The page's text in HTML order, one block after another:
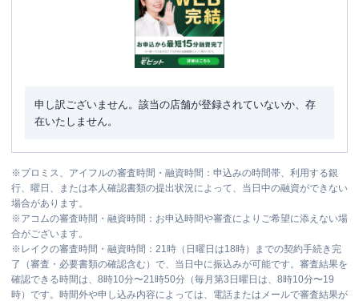
申し訳ございません。該当の店舗が登録されていないか、存
在いたしません。
※プロミス、アイフルの審査時間・融資時間：申込みの時間帯、利用する銀
行、曜日、または本人確認書類の提出状況によって、当日中の融資ができない
場合があります。
※アコムの審査時間・融資時間：お申込時間や審査によりご希望に添えない場
合がございます。
※ レイクの審査時間・融資時間：21時（日曜日は18時）までの契約手続き完
了（審査・必要書類の確認含む）で、当日中に振込みが可能です。審査結果を
確認できる時間は、8時10分〜21時50分（毎月第3日曜日は、8時10分〜19
時）です。時間外や申し込み内容によっては、電話またはメールで審査結果が